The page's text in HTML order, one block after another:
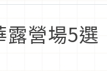
露營場5選